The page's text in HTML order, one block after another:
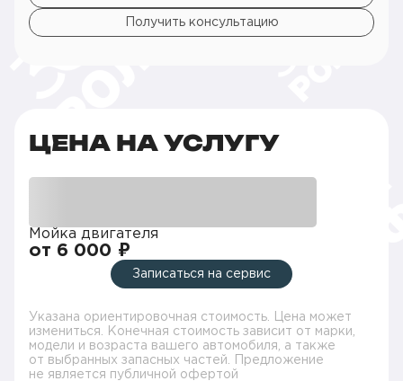
Получить консультацию
ЦЕНА НА УСЛУГУ
Мойка двигателя
от 6 000 ₽
Записаться на сервис
Указана ориентировочная стоимость. Цена может
измениться. Конечная стоимость зависит от марки,
модели и возраста вашего автомобиля, а также
от выбранных запасных частей. Предложение
не является публичной офертой